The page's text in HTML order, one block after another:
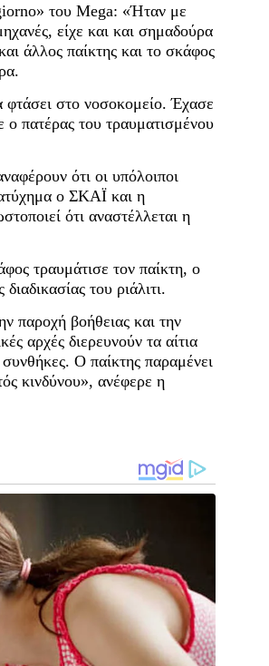
του Mega: «Ήταν με
είχε και και σημαδούρα
άλλος παίκτης και το σκάφος
στο νοσοκομείο. Έχασε
ο πατέρας του τραυματισμένου
ότι οι υπόλοιποι
ο ΣΚΑΪ και η
ότι αναστέλλεται η
τραυμάτισε τον παίκτη, ο
του ριάλιτι.
παροχή βοήθειας και την
αρχές διερευνούν τα αίτια
Ο παίκτης παραμένει
κινδύνου», ανέφερε η